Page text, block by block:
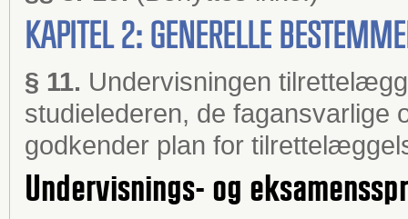
KAPITEL 2: GENERELLE
§ 11. Undervisningen
studielederen, de
godkender plan for
Undervisnings- og